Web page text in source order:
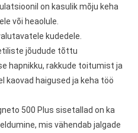
on kasulik mõju keha
või heaolule.
kudedele.
jõudude tõttu
hapnikku, rakkude toitumist ja
kaovad haigused ja keha töö
500 Plus sisetallad on ka
mis vähendab jalgade